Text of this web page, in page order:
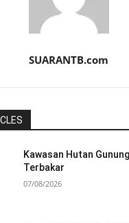
SUARANTB.com
Kawasan Hutan
Terbakar
07/08/2026